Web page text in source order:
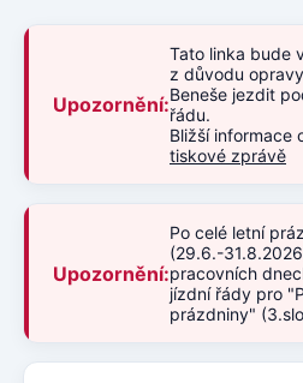
Upozornění:
Tato linka bude
z důvodu
Beneše jezdit
řádu.
Bližší informace
tiskové zprávě
Upozornění:
Po celé letní
(29.6.-
pracovních
jízdní řády pro
prázdniny"